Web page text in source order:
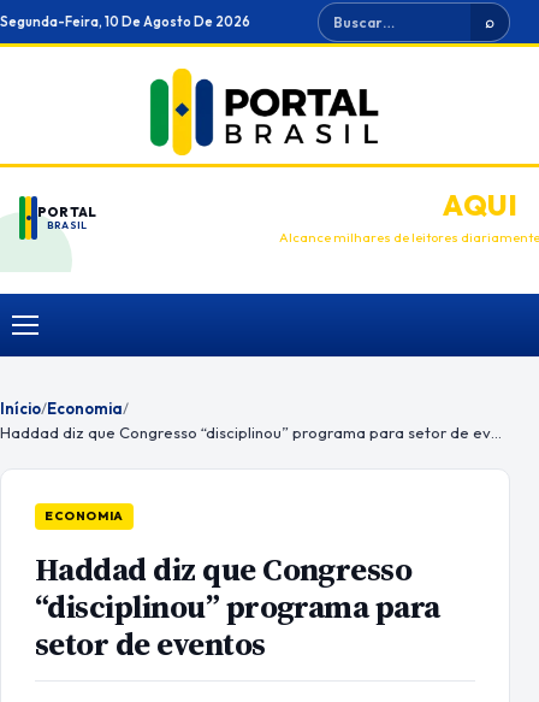
Ir
para
Segunda-Feira, 10 De Agosto De 2026 Buscar ⌕
PORTAL
BRASIL
ANUNCIEAQUI
Alcance milhares de leitores diariamente
Menu
Início/Economia/
ECONOMIA
Haddad diz que Congresso
“disciplinou” programa para
setor de eventos